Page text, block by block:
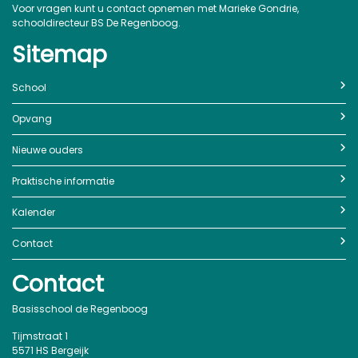
Voor vragen kunt u contact opnemen met Marieke Gondrie,
schooldirecteur BS De Regenboog.
Sitemap
School
Opvang
Nieuwe ouders
Praktische informatie
Kalender
Contact
Contact
Basisschool de Regenboog
Tijmstraat 1
5571 HS Bergeijk